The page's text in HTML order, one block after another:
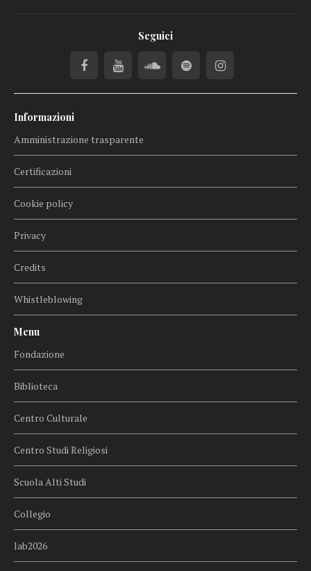
Seguici
Informazioni
Amministrazione trasparente
Certificazioni
Cookie policy
Privacy
Credits
Whistleblowing
Menu
Fondazione
Biblioteca
Centro Culturale
Centro Studi Religiosi
Scuola Alti Studi
Collegio
lab2026